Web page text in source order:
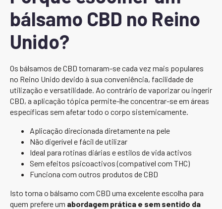
bálsamo CBD no Reino
Unido?
Os bálsamos de CBD tornaram-se cada vez mais populares
no Reino Unido devido à sua conveniência, facilidade de
utilização e versatilidade. Ao contrário de vaporizar ou ingerir
CBD, a aplicação tópica permite-lhe concentrar-se em áreas
específicas sem afetar todo o corpo sistemicamente.
Aplicação direcionada diretamente na pele
Não digerível e fácil de utilizar
Ideal para rotinas diárias e estilos de vida activos
Sem efeitos psicoactivos (compatível com THC)
Funciona com outros produtos de CBD
Isto torna o bálsamo com CBD uma excelente escolha para
quem prefere um abordagem prática e sem sentido da